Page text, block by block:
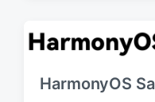
HarmonyOS